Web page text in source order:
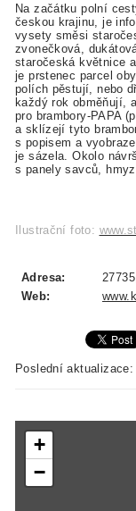
Na začátku polní
českou krajinu, je
vysety směsi
zvonečková,
staročeská květnice
je prstenec parcel
polích pěstují, nebo
každý rok obměňují,
pro brambory-PAPA
a sklízejí tyto
s popisem a
je sázela. Okolo
s panely savců,
Ilustrační foto:
Adresa:
Web:
Poslední
+
−